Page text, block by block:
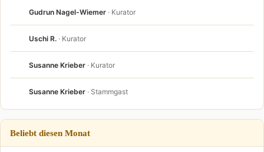
Gudrun Nagel-Wiemer · Kurator
Uschi R. · Kurator
Susanne Krieber · Kurator
Susanne Krieber · Stammgast
Beliebt diesen Monat